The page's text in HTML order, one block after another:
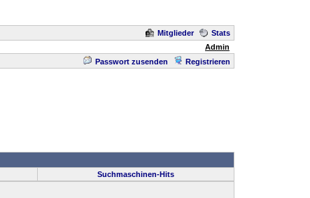
Mitglieder
Stats
Admin
Passwort zusenden Registrieren
Suchmaschinen-Hits